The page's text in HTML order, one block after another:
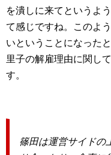
を潰しに来てというよ
て感じですね。このよ
いということになった
里子の解雇理由に関し
す。
篠田は運営サイドの